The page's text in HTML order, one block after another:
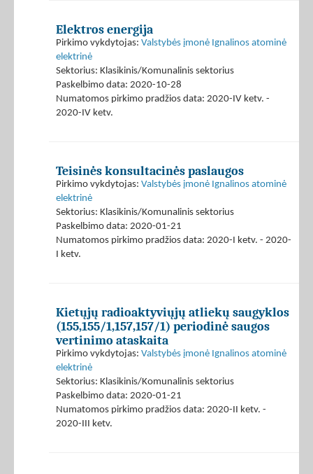
Elektros energija
Pirkimo vykdytojas: Valstybės įmonė Ignalinos atominė
elektrinė
Sektorius: Klasikinis/Komunalinis sektorius
Paskelbimo data: 2020-10-28
Numatomos pirkimo pradžios data: 2020-IV ketv. -
2020-IV ketv.
Teisinės konsultacinės paslaugos
Pirkimo vykdytojas: Valstybės įmonė Ignalinos atominė
elektrinė
Sektorius: Klasikinis/Komunalinis sektorius
Paskelbimo data: 2020-01-21
Numatomos pirkimo pradžios data: 2020-I ketv. - 2020-
I ketv.
Kietųjų radioaktyviųjų atliekų saugyklos
(155,155/1,157,157/1) periodinė saugos
vertinimo ataskaita
Pirkimo vykdytojas: Valstybės įmonė Ignalinos atominė
elektrinė
Sektorius: Klasikinis/Komunalinis sektorius
Paskelbimo data: 2020-01-21
Numatomos pirkimo pradžios data: 2020-II ketv. -
2020-III ketv.